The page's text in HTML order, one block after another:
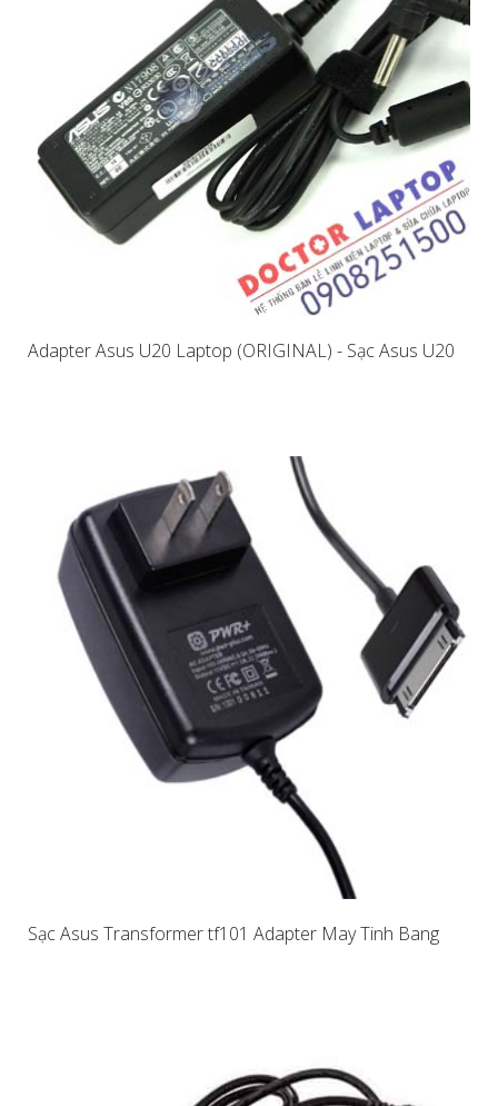
Adapter Asus U20 Laptop (ORIGINAL) - Sạc Asus U20
Sạc Asus Transformer tf101 Adapter May Tinh Bang